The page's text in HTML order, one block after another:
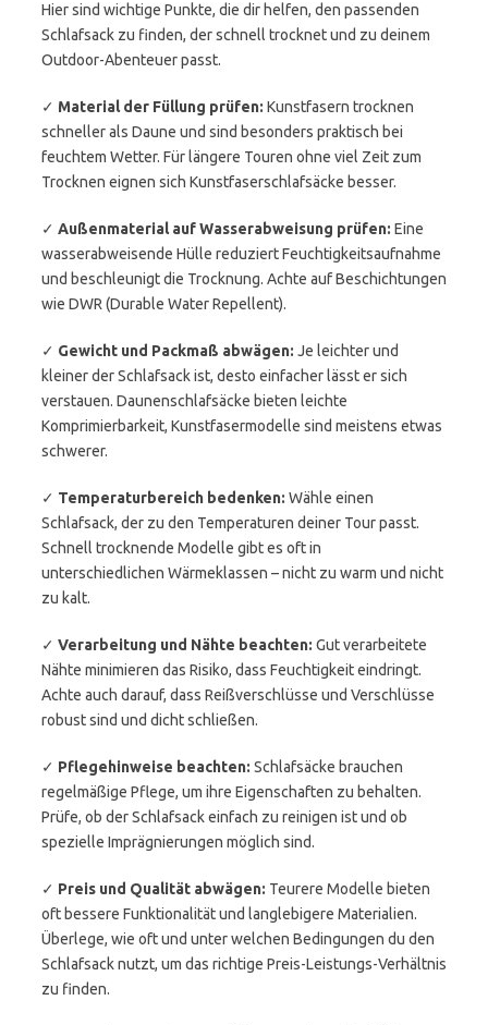
Hier sind wichtige Punkte, die dir helfen, den passenden
Schlafsack zu finden, der schnell trocknet und zu deinem
Outdoor-Abenteuer passt.
✓ Material der Füllung prüfen: Kunstfasern trocknen
schneller als Daune und sind besonders praktisch bei
feuchtem Wetter. Für längere Touren ohne viel Zeit zum
Trocknen eignen sich Kunstfaserschlafsäcke besser.
✓ Außenmaterial auf Wasserabweisung prüfen: Eine
wasserabweisende Hülle reduziert Feuchtigkeitsaufnahme
und beschleunigt die Trocknung. Achte auf Beschichtungen
wie DWR (Durable Water Repellent).
✓ Gewicht und Packmaß abwägen: Je leichter und
kleiner der Schlafsack ist, desto einfacher lässt er sich
verstauen. Daunenschlafsäcke bieten leichte
Komprimierbarkeit, Kunstfasermodelle sind meistens etwas
schwerer.
✓ Temperaturbereich bedenken: Wähle einen
Schlafsack, der zu den Temperaturen deiner Tour passt.
Schnell trocknende Modelle gibt es oft in
unterschiedlichen Wärmeklassen – nicht zu warm und nicht
zu kalt.
✓ Verarbeitung und Nähte beachten: Gut verarbeitete
Nähte minimieren das Risiko, dass Feuchtigkeit eindringt.
Achte auch darauf, dass Reißverschlüsse und Verschlüsse
robust sind und dicht schließen.
✓ Pflegehinweise beachten: Schlafsäcke brauchen
regelmäßige Pflege, um ihre Eigenschaften zu behalten.
Prüfe, ob der Schlafsack einfach zu reinigen ist und ob
spezielle Imprägnierungen möglich sind.
✓ Preis und Qualität abwägen: Teurere Modelle bieten
oft bessere Funktionalität und langlebigere Materialien.
Überlege, wie oft und unter welchen Bedingungen du den
Schlafsack nutzt, um das richtige Preis-Leistungs-Verhältnis
zu finden.